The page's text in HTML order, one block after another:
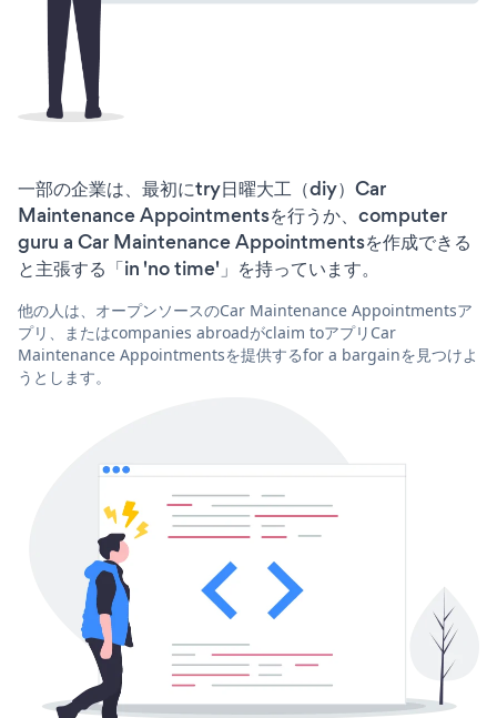
一部の企業は、最初にtry日曜大工（diy）Car
Maintenance Appointmentsを行うか、computer
guru a Car Maintenance Appointmentsを作成できる
と主張する「in 'no time'」を持っています。
他の人は、オープンソースのCar Maintenance Appointmentsア
プリ、またはcompanies abroadがclaim toアプリCar
Maintenance Appointmentsを提供するfor a bargainを見つけよ
うとします。